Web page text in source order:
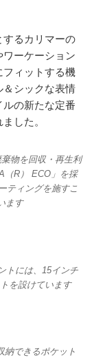
るカリマーの
ーケーション
フィットする機
シックな表情
の新たな定番
した。
物を回収・再生利
（R） ECO」を採
ティングを施すこ
ます
トには、15インチ
を設けています
納できるポケット